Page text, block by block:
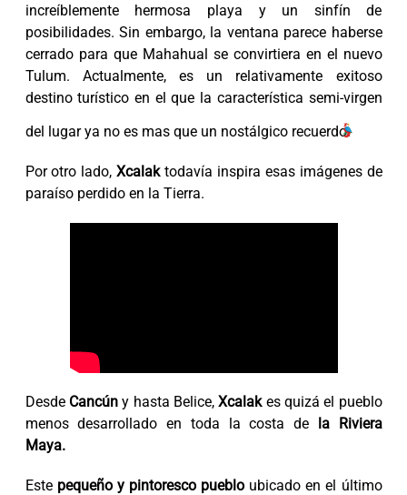
increíblemente hermosa playa y un sinfín de
posibilidades. Sin embargo, la ventana parece haberse
cerrado para que Mahahual se convirtiera en el nuevo
Tulum. Actualmente, es un relativamente exitoso
destino turístico en el que la característica semi-virgen
del lugar ya no es mas que un nostálgico recuerdo.
Por otro lado,Xcalaktodavía inspira esas imágenes de
paraíso perdido en la Tierra.
Desde Cancúny hasta Belice,Xcalakes quizá el pueblo
menos desarrollado en toda la costa de la Riviera
Maya.
Este pequeño y pintoresco pueblo ubicado en el último